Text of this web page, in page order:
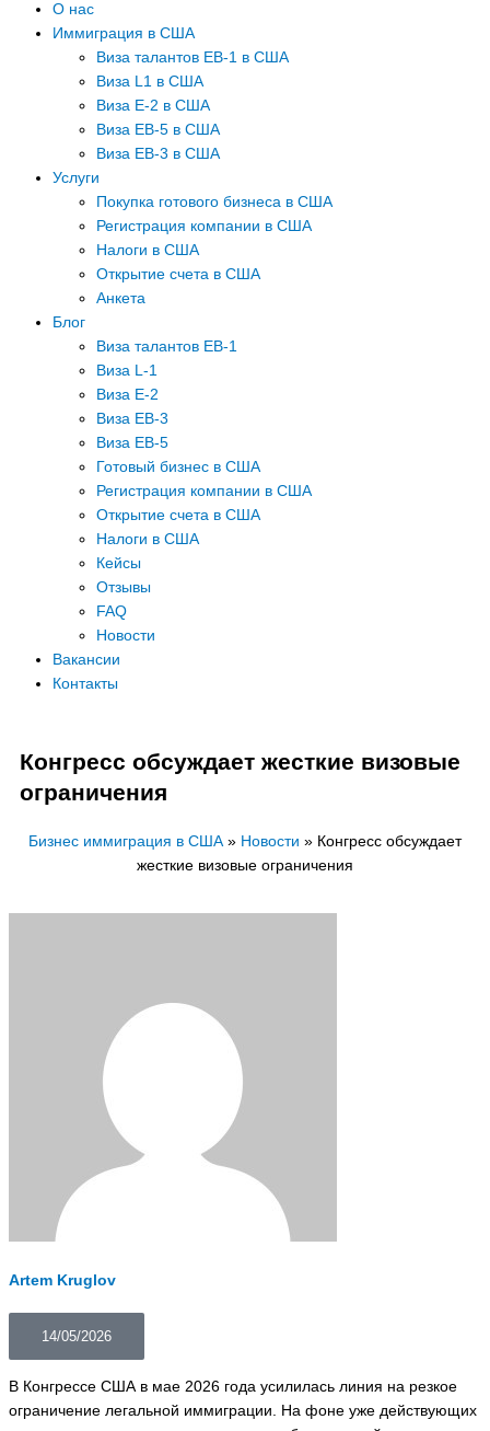
О нас
Иммиграция в США
Виза талантов EB-1 в США
Виза L1 в США
Виза E-2 в США
Виза EB-5 в США
Виза EB-3 в США
Услуги
Покупка готового бизнеса в США
Регистрация компании в США
Налоги в США
Открытие счета в США
Анкета
Блог
Виза талантов EB-1
Виза L-1
Виза E-2
Виза EB-3
Виза EB-5
Готовый бизнес в США
Регистрация компании в США
Открытие счета в США
Налоги в США
Кейсы
Отзывы
FAQ
Новости
Вакансии
Контакты
Конгресс обсуждает жесткие визовые
ограничения
Бизнес иммиграция в США » Новости » Конгресс обсуждает
жесткие визовые ограничения
Artem Kruglov
14/05/2026
В Конгрессе США в мае 2026 года усилилась линия на резкое
ограничение легальной иммиграции. На фоне уже действующих